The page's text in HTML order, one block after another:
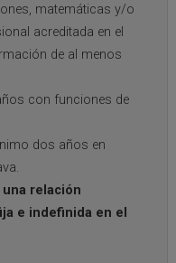
matemáticas y/o
acreditada en el
de al menos
con funciones de
dos años en
relación
e indefinida en el